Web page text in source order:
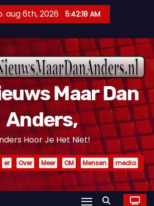
aug 6th, 2026 5:42:19 AM
Maar Dan
Anders,
Hoor Je Het Niet!
er Over Meer OM Mensen media